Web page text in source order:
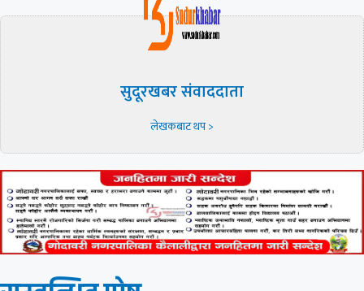
सुदूरखबर संवाददाता
लेखकबाट थप >